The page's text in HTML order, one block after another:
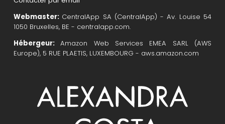
Webmaster: CentralApp SA (CentralApp) - Av. Louise 54
1050 Bruxelles, BE - centralapp.com.
Hébergeur:Amazon Web Services EMEA SARL (AWS
Europe), 5 RUE PLAETIS, LUXEMBOURG - aws.amazon.com